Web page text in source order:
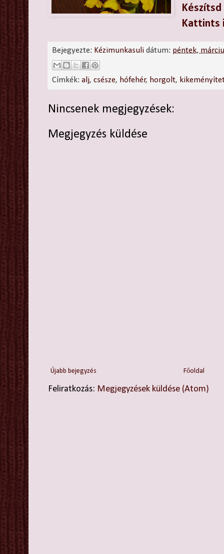
Kattints
Bejegyezte: Kézimunkasuli dátum: péntek,
Címkék:alj,csésze, hófehér, horgolt,
Nincsenek megjegyzések:
Megjegyzés küldése
Újabb bejegyzés Főoldal
Feliratkozás: Megjegyzések küldése (Atom)